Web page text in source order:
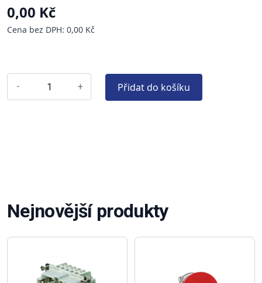
0,00 Kč
Cena bez DPH: 0,00 Kč
- + Přidat do košíku
Nejnovější produkty